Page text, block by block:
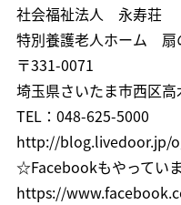
社会福祉法人 永寿荘
特別養護老人ホーム 扇
〒331-0071
埼玉県さいたま市西区高
TEL：048-625-5000
http://blog.livedoor.jp/
☆Facebookもやってい
https://